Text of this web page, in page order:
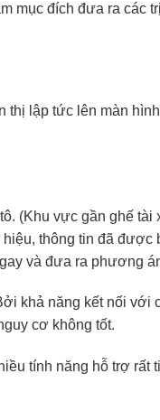
mục đích đưa ra các
thị lập tức lên màn
(Khu vực gần ghế tài
hiệu, thông tin đã được
và đưa ra phương
khả năng kết nối với
cơ không tốt.
tính năng hỗ trợ rất